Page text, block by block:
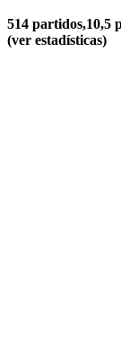
514 partidos,10,5
(ver estadísticas)